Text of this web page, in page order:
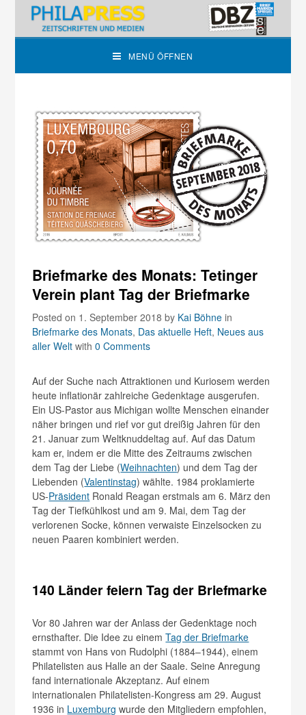
MENÜ ÖFFNEN
Briefmarke des Monats: Tetinger
Verein plant Tag der Briefmarke
Posted on 1. September 2018by Kai Böhne in
Briefmarke des Monats, Das aktuelle Heft, Neues aus
aller Welt with0 Comments
Auf der Suche nach Attraktionen und Kuriosem werden
heute inflationär zahlreiche Gedenktage ausgerufen.
Ein US-Pastor aus Michigan wollte Menschen einander
näher bringen und rief vor gut dreißig Jahren für den
21. Januar zum Weltknuddeltag auf. Auf das Datum
kam er, indem er die Mitte des Zeitraums zwischen
dem Tag der Liebe (Weihnachten) und dem Tag der
Liebenden (Valentinstag) wählte. 1984 proklamierte
US-Präsident Ronald Reagan erstmals am 6. März den
Tag der Tiefkühlkost und am 9. Mai, dem Tag der
verlorenen Socke, können verwaiste Einzelsocken zu
neuen Paaren kombiniert werden.
140 Länder feiern Tag der Briefmarke
Vor 80 Jahren war der Anlass der Gedenktage noch
ernsthafter. Die Idee zu einemTag der Briefmarke
stammt von Hans von Rudolphi (1884–1944), einem
Philatelisten aus Halle an der Saale. Seine Anregung
fand internationale Akzeptanz. Auf einem
internationalen Philatelisten-Kongress am 29. August
1936 in Luxemburg wurde den Mitgliedern empfohlen,